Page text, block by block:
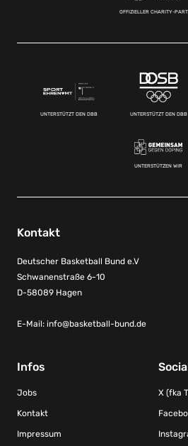
OFFIZIELLER CHARITY-
UNTERSTÜTZT DEN DBB UNTERSTÜTZT DEN DBB
UNTERSTÜTZEN WIR
Kontakt
Deutscher Basketball Bund e.V
Schwanenstraße 6-10
D-58089 Hagen
E-Mail: info@basketball-bund.de
Infos
Jobs
Kontakt
Impressum
X (fka